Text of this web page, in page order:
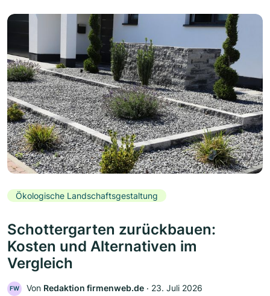
Ökologische Landschaftsgestaltung
Schottergarten zurückbauen:
Kosten und Alternativen im
Vergleich
FW Von Redaktion firmenweb.de ‧ 23. Juli 2026